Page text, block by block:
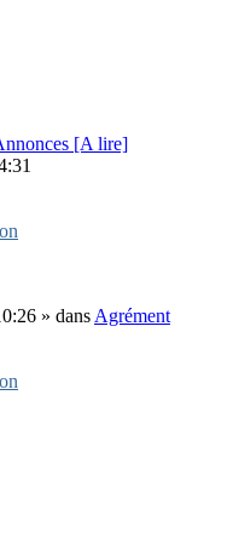
[A lire]
» dans Agrément